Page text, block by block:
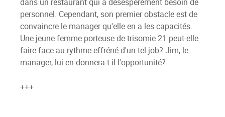
personnel. Cependant, son premier obstacle est de
convaincre le manager qu'elle en a les capacités.
Une jeune femme porteuse de trisomie 21 peut-elle
faire face au rythme effréné d'un tel job? Jim, le
manager, lui en donnera-t-il l'opportunité?
+++